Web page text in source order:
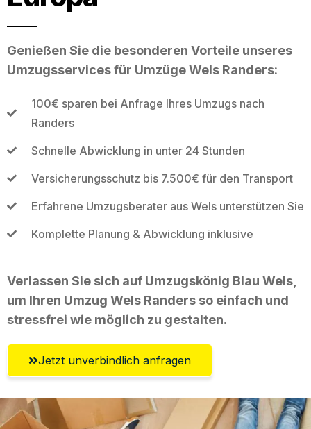
Genießen Sie die besonderen Vorteile unseres
Umzugsservices für Umzüge Wels Randers:
100€ sparen bei Anfrage Ihres Umzugs nach
Randers
Schnelle Abwicklung in unter 24 Stunden
Versicherungsschutz bis 7.500€ für den Transport
Erfahrene Umzugsberater aus Wels unterstützen Sie
Komplette Planung & Abwicklung inklusive
Verlassen Sie sich auf Umzugskönig Blau Wels,
um Ihren Umzug Wels Randers so einfach und
stressfrei wie möglich zu gestalten.
Jetzt unverbindlich anfragen